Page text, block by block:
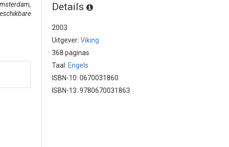
Details
2003
Uitgever: Viking
368 paginas
Taal: Engels
ISBN-10: 0670031860
ISBN-13: 9780670031863